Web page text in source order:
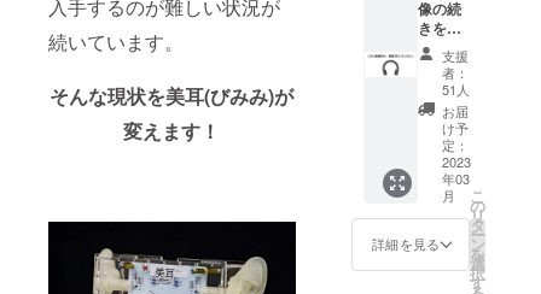
入手するのが難しい状況が
続いています。
そんな現状を美耳(びみみ)が
変えます！
Hub 公
開情報
です。
どなた
もアク
セス可
能で
す。)
-回路
図、基
板図、
筐体寸
法、部
像の続
きを、
10分ほ
どのシ
チュ
エー
ション
ボイス
にして
提供し
ます。
内容は
予告な
く変更
される
支援
者：
51人
お届
け予
定：
2023
年03
月
詳細を見る
こ
の
リ
タ
ー
ン
を
選
択
す